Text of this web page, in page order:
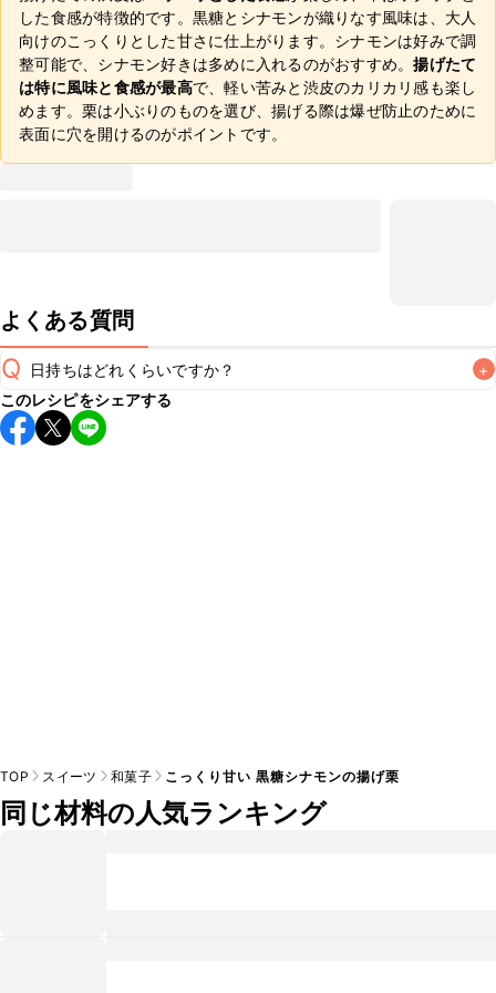
した食感が特徴的です。黒糖とシナモンが織りなす風味は、大人
向けのこっくりとした甘さに仕上がります。シナモンは好みで調
整可能で、シナモン好きは多めに入れるのがおすすめ。揚げたて
は特に風味と食感が最高で、軽い苦みと渋皮のカリカリ感も楽し
めます。栗は小ぶりのものを選び、揚げる際は爆ぜ防止のために
表面に穴を開けるのがポイントです。
よくある質問
Q 日持ちはどれくらいですか？ +
保存期間は冷蔵で翌日中が目安です。なるべくお早めにお召
し上がりください。
このレシピをシェアする
TOP スイーツ 和菓子 こっくり甘い 黒糖シナモンの揚げ栗
同じ材料の人気ランキング